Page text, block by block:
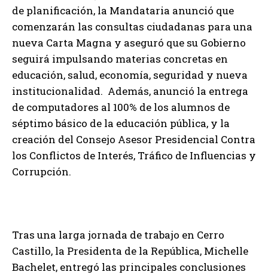
de planificación, la Mandataria anunció que
comenzarán las consultas ciudadanas para una
nueva Carta Magna y aseguró que su Gobierno
seguirá impulsando materias concretas en
educación, salud, economía, seguridad y nueva
institucionalidad. Además, anunció la entrega
de computadores al 100% de los alumnos de
séptimo básico de la educación pública, y la
creación del Consejo Asesor Presidencial Contra
los Conflictos de Interés, Tráfico de Influencias y
Corrupción.
Tras una larga jornada de trabajo en Cerro
Castillo, la Presidenta de la República, Michelle
Bachelet, entregó las principales conclusiones